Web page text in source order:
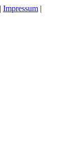
| Impressum |